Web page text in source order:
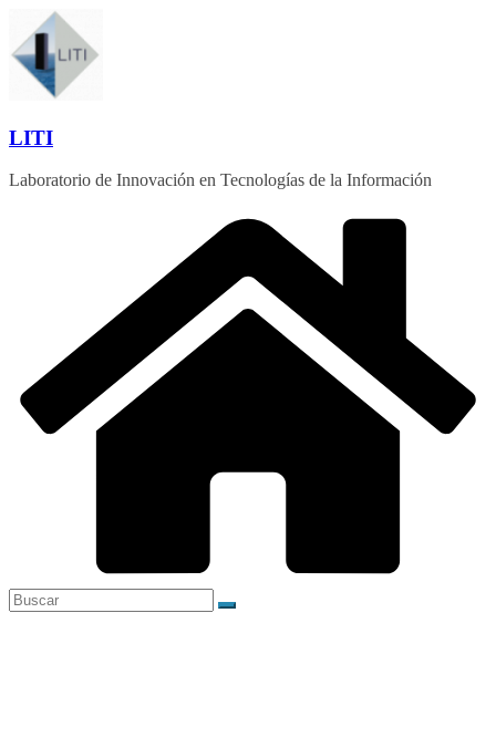
Saltar
contenido
LITI
Laboratorio de Innovación en Tecnologías de la Información